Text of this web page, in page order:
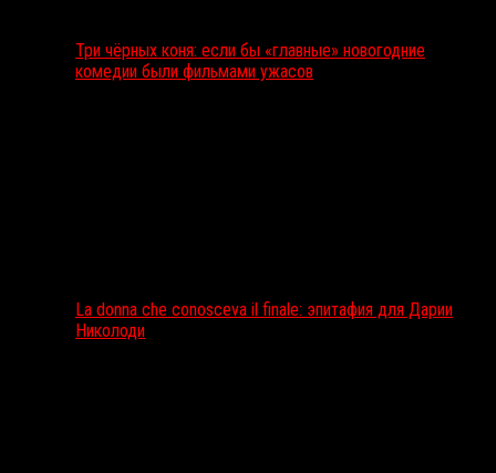
Три чёрных коня: если бы «главные» новогодние
комедии были фильмами ужасов
La donna che conosceva il finale: эпитафия для Дарии
Николоди